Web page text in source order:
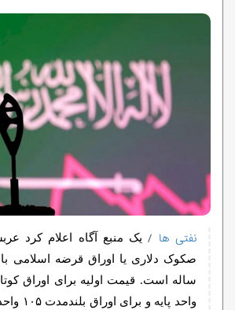
نفتی ها / یک منبع آگاه اعلام کرد
صکوک دلاری یا اوراق قرضه اسلامی
واحد